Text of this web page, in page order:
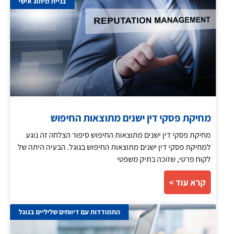
מחיקת פסקי דין ישנים מתוצאות החיפוש
מחיקת פסקי דין ישנים מתוצאות החיפוש סיפור הצלחה זה נוגע
למחיקת פסקי דין ישנים מתוצאות החיפוש בגוגל. הבעיה היתה של
לקוח פרטי, שזוכה בתיק משפטי
קרא עוד >
התמודדות עם דיווחים שליליים בגוגל